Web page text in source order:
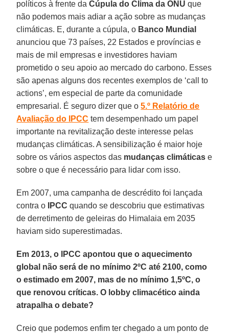
políticos à frente daCúpula do Clima da ONU que
não podemos mais adiar a ação sobre as mudanças
climáticas. E, durante a cúpula, o Banco Mundial
anunciou que 73 países, 22 Estados e províncias e
mais de mil empresas e investidores haviam
prometido o seu apoio ao mercado do carbono. Esses
são apenas alguns dos recentes exemplos de ‘call to
actions’, em especial de parte da comunidade
empresarial. É seguro dizer que o5.º Relatório de
Avaliação do IPCC tem desempenhado um papel
importante na revitalização deste interesse pelas
mudanças climáticas. A sensibilização é maior hoje
sobre os vários aspectos das mudanças climáticas e
sobre o que é necessário para lidar com isso.
Em 2007, uma campanha de descrédito foi lançada
contra o
IPCC quando se descobriu que estimativas
de derretimento de geleiras do Himalaia em 2035
haviam sido superestimadas.
Em 2013, o IPCC apontou que o aquecimento
global não será de no mínimo 2ºC até 2100, como
o estimado em 2007, mas de no mínimo 1,5ºC, o
que renovou críticas. O lobby climacético ainda
atrapalha o debate?
Creio que podemos enfim ter chegado a um ponto de